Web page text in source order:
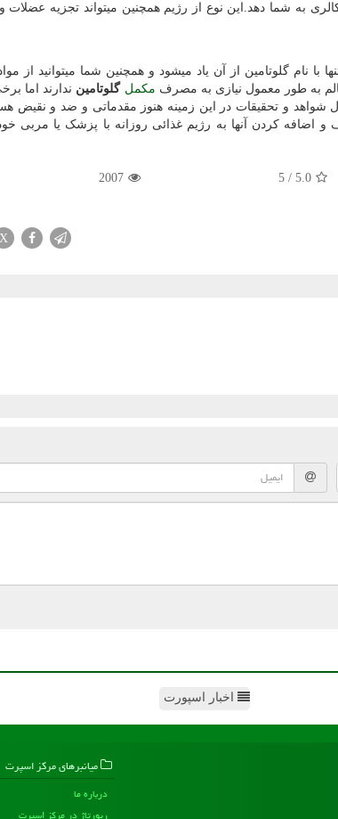
به شما دهد.این نوع از رژیم همچنین میتواند تجزیه
با نام گلوتامین از آن یاد میشود و همچنین شما میتوانید از
به طور معمول نیازی به مصرف مکمل گلوتامین ندارند اما
شواهد و تحقیقات در این زمینه هنوز مقدماتی و ضد و نقیض
اضافه کردن آنها به رژیم غذائی روزانه با پزشک یا مربی
5.0
/
5
2007
X
اخبار اسپورت
میانبرهای مركز اسپرت
درباره ما
رپورتاژ در مركز اسپرت